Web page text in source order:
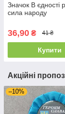
Значок В єдності
сила народу
36,90 ₴ 41 ₴
Купити
Акційні
–10%